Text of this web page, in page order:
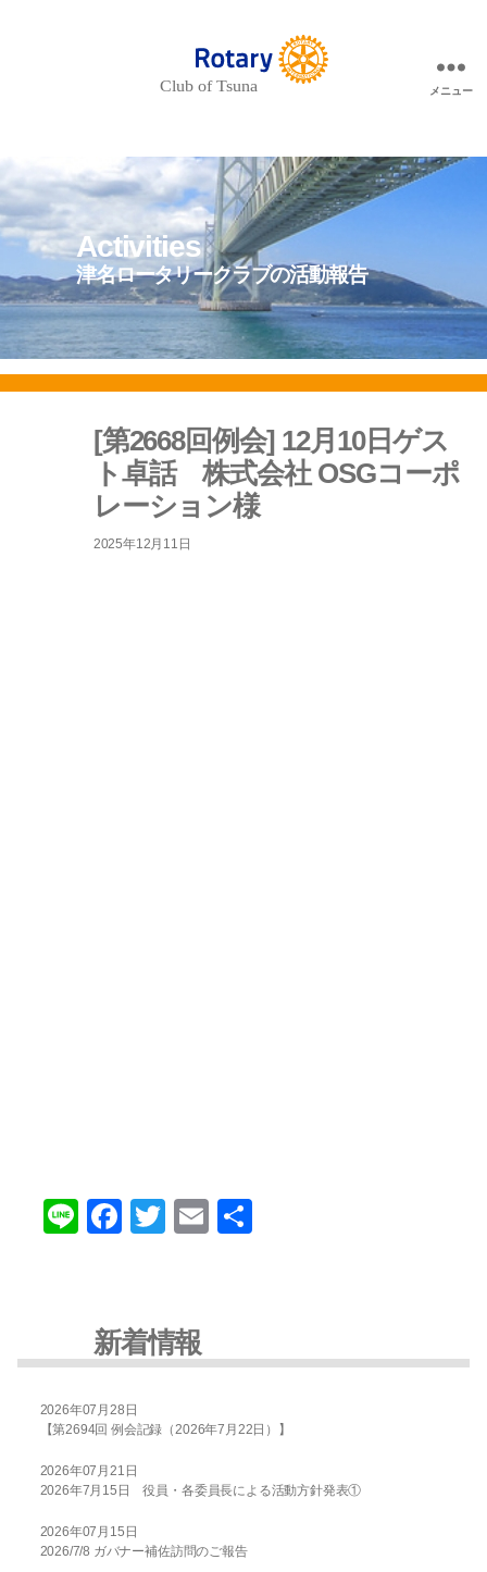
Tsuna
-
津
名
ロ
ー
タ
リ
ー
ク
ラ
ブ-
メニュー
Activities
津名ロータリークラブの活動報告
[第2668回例会] 12月10日ゲス
ト卓話 株式会社 OSGコーポ
レーション様
2025年12月11日
Li F
e
b
o
k
T
er
E 共
新着情報
2026年07月28日
【第2694回 例会記録（2026年7月22日）】
2026年07月21日
2026年7月15日 役員・各委員長による活動方針発表①
2026年07月15日
2026/7/8 ガバナー補佐訪問のご報告